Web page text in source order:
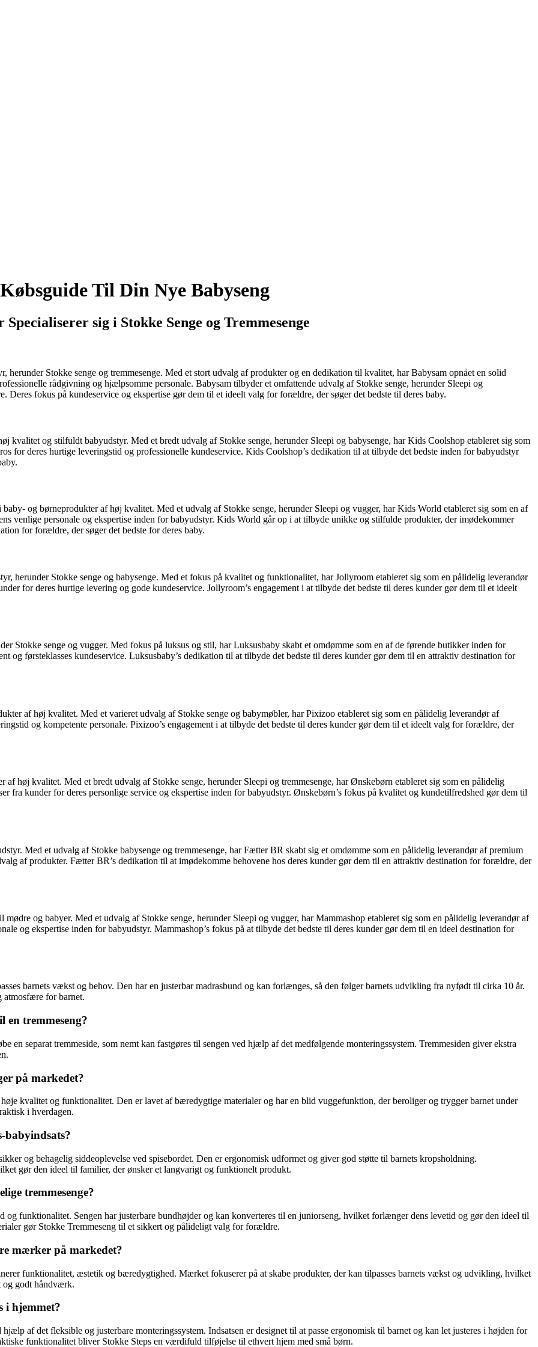
Til Din Nye Babyseng
sig i Stokke Senge og Tremmesenge
herunder Stokke senge og tremmesenge. Med et stort udvalg af produkter og en dedikation til kvalitet, har Babysam opnået en solid
rådgivning og hjælpsomme personale. Babysam tilbyder et omfattende udvalg af Stokke senge, herunder Sleepi og
Deres fokus på kundeservice og ekspertise gør dem til et ideelt valg for forældre, der søger det bedste til deres baby.
og stilfuldt babyudstyr. Med et bredt udvalg af Stokke senge, herunder Sleepi og babysenge, har Kids Coolshop etableret sig som
for deres hurtige leveringstid og professionelle kundeservice. Kids Coolshop’s dedikation til at tilbyde det bedste inden for babyudstyr
og børneprodukter af høj kvalitet. Med et udvalg af Stokke senge, herunder Sleepi og vugger, har Kids World etableret sig som en af
venlige personale og ekspertise inden for babyudstyr. Kids World går op i at tilbyde unikke og stilfulde produkter, der imødekommer
for forældre, der søger det bedste for deres baby.
herunder Stokke senge og babysenge. Med et fokus på kvalitet og funktionalitet, har Jollyroom etableret sig som en pålidelig leverandør
for deres hurtige levering og gode kundeservice. Jollyroom’s engagement i at tilbyde det bedste til deres kunder gør dem til et ideelt
Stokke senge og vugger. Med fokus på luksus og stil, har Luksusbaby skabt et omdømme som en af de førende butikker inden for
og førsteklasses kundeservice. Luksusbaby’s dedikation til at tilbyde det bedste til deres kunder gør dem til en attraktiv destination for
af høj kvalitet. Med et varieret udvalg af Stokke senge og babymøbler, har Pixizoo etableret sig som en pålidelig leverandør af
og kompetente personale. Pixizoo’s engagement i at tilbyde det bedste til deres kunder gør dem til et ideelt valg for forældre, der
høj kvalitet. Med et bredt udvalg af Stokke senge, herunder Sleepi og tremmesenge, har Ønskebørn etableret sig som en pålidelig
fra kunder for deres personlige service og ekspertise inden for babyudstyr. Ønskebørn’s fokus på kvalitet og kundetilfredshed gør dem til
Med et udvalg af Stokke babysenge og tremmesenge, har Fætter BR skabt sig et omdømme som en pålidelig leverandør af premium
af produkter. Fætter BR’s dedikation til at imødekomme behovene hos deres kunder gør dem til en attraktiv destination for forældre, der
og babyer. Med et udvalg af Stokke senge, herunder Sleepi og vugger, har Mammashop etableret sig som en pålidelig leverandør af
og ekspertise inden for babyudstyr. Mammashop’s fokus på at tilbyde det bedste til deres kunder gør dem til en ideel destination for
barnets vækst og behov. Den har en justerbar madrasbund og kan forlænges, så den følger barnets udvikling fra nyfødt til cirka 10 år.
atmosfære for barnet.
en tremmeseng?
en separat tremmeside, som nemt kan fastgøres til sengen ved hjælp af det medfølgende monteringssystem. Tremmesiden giver ekstra
på markedet?
kvalitet og funktionalitet. Den er lavet af bæredygtige materialer og har en blid vuggefunktion, der beroliger og trygger barnet under
i hverdagen.
babyindsats?
og behagelig siddeoplevelse ved spisebordet. Den er ergonomisk udformet og giver god støtte til barnets kropsholdning.
gør den ideel til familier, der ønsker et langvarigt og funktionelt produkt.
tremmesenge?
og funktionalitet. Sengen har justerbare bundhøjder og kan konverteres til en juniorseng, hvilket forlænger dens levetid og gør den ideel til
gør Stokke Tremmeseng til et sikkert og pålideligt valg for forældre.
mærker på markedet?
funktionalitet, æstetik og bæredygtighed. Mærket fokuserer på at skabe produkter, der kan tilpasses barnets vækst og udvikling, hvilket
godt håndværk.
i hjemmet?
af det fleksible og justerbare monteringssystem. Indsatsen er designet til at passe ergonomisk til barnet og kan let justeres i højden for
funktionalitet bliver Stokke Steps en værdifuld tilføjelse til ethvert hjem med små børn.